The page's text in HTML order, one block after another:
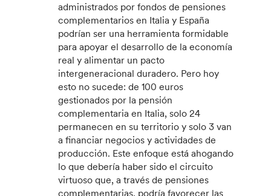
administrados por fondos de pensiones
complementarios en Italia y España
podrían ser una herramienta formidable
para apoyar el desarrollo de la economía
real y alimentar un pacto
intergeneracional duradero. Pero hoy
esto no sucede: de 100 euros
gestionados por la pensión
complementaria en Italia, solo 24
permanecen en su territorio y solo 3 van
a financiar negocios y actividades de
producción. Este enfoque está ahogando
lo que debería haber sido el circuito
virtuoso que, a través de pensiones
complementarias, podría favorecer las